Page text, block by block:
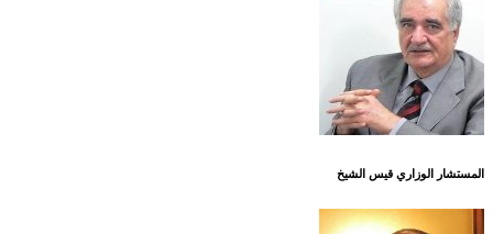
المستشار الوزاري قيس الشيخ